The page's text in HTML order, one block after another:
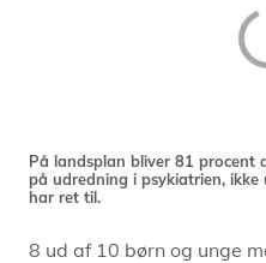
På landsplan bliver 81 procent
på udredning i psykiatrien,
har ret til.
8 ud af 10 børn og unge